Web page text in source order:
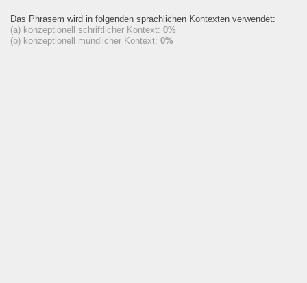
Das Phrasem wird in folgenden sprachlichen Kontexten verwendet:
(a) konzeptionell schriftlicher Kontext: 0%
(b) konzeptionell mündlicher Kontext: 0%